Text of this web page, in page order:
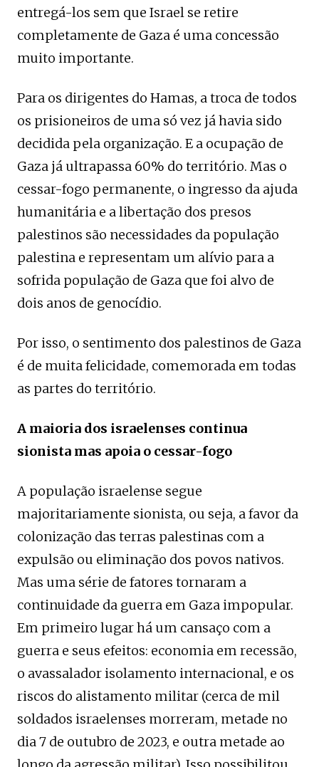
entregá-los sem que Israel se retire
completamente de Gaza é uma concessão
muito importante.
Para os dirigentes do Hamas, a troca de todos
os prisioneiros de uma só vez já havia sido
decidida pela organização. E a ocupação de
Gaza já ultrapassa 60% do território. Mas o
cessar-fogo permanente, o ingresso da ajuda
humanitária e a libertação dos presos
palestinos são necessidades da população
palestina e representam um alívio para a
sofrida população de Gaza que foi alvo de
dois anos de genocídio.
Por isso, o sentimento dos palestinos de Gaza
é de muita felicidade, comemorada em todas
as partes do território.
A maioria dos israelenses continua
sionista mas apoia o cessar-fogo
A população israelense segue
majoritariamente sionista, ou seja, a favor da
colonização das terras palestinas com a
expulsão ou eliminação dos povos nativos.
Mas uma série de fatores tornaram a
continuidade da guerra em Gaza impopular.
Em primeiro lugar há um cansaço com a
guerra e seus efeitos: economia em recessão,
o avassalador isolamento internacional, e os
riscos do alistamento militar (cerca de mil
soldados israelenses morreram, metade no
dia 7 de outubro de 2023, e outra metade ao